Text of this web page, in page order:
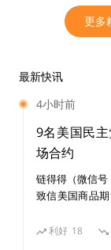
稳定币在加密
对 Paxos 的行
y。
加密货币市场
更多
最新快讯
4小时前
9名美国民
场合约
链得得（微信
致信美国商品
禁止与野火相
内幕交易，并
利好 18